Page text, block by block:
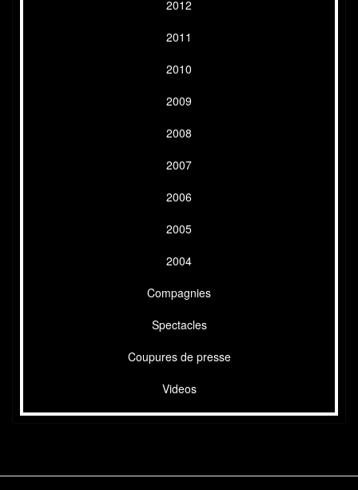
2012
2011
2010
2009
2008
2007
2006
2005
2004
Compagnies
Spectacles
Coupures de presse
Videos